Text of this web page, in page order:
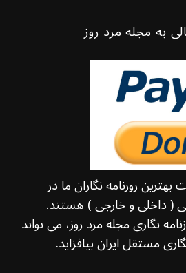
به مجله مرد روز
روزنامه نگاران ما در
( داخلی و خارجی ) هستند.
نگاری مجله مرد روز، می تواند
مستقل ایران بیافزاید.